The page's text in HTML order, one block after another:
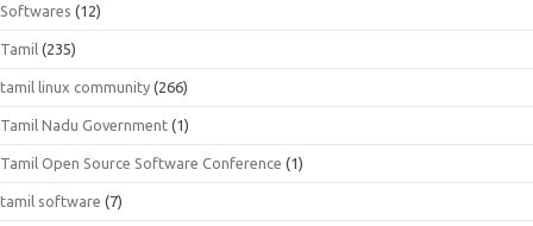
Softwares (12)
Tamil (235)
tamil linux community (266)
Tamil Nadu Government (1)
Tamil Open Source Software Conference (1)
tamil software (7)